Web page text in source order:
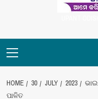
Menu
HOME 30 JULY 2023
ପାଳିତ